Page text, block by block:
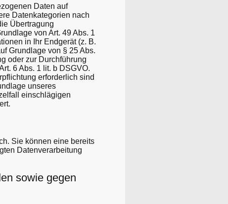
Daten auf
Datenkategorien nach
Übertragung
von Art. 49 Abs. 1
in Ihr Endgerät (z. B.
Grundlage von § 25 Abs.
oder zur Durchführung
6 Abs. 1 lit. b DSGVO.
erforderlich sind
unseres
einschlägigen
Sie können eine bereits
Datenverarbeitung
sowie gegen